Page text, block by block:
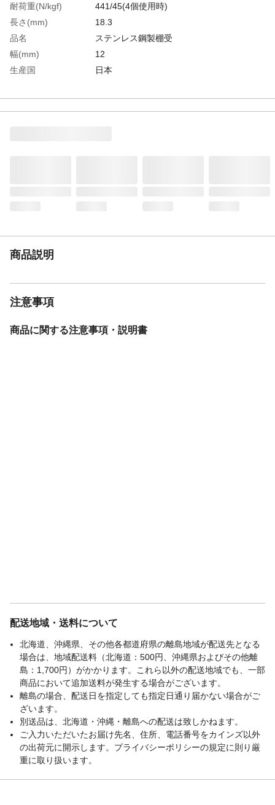
耐荷重(N/kgf)
441/45(4個使用時)
長さ(mm)
18.3
品名
ステンレス鋼製棚受
幅(mm)
12
生産国
日本
商品説明
注意事項
商品に関する注意事項・説明書
配送地域・送料について
北海道、沖縄県、その他各都道府県の離島地域が配送先となる
場合は、地域配送料（北海道：500円、沖縄県およびその他離
島：1,700円）がかかります。これら以外の配送地域でも、一部
商品において追加送料が発生する場合がございます。
離島の場合、配送日を指定しても指定日通り届かない場合がご
ざいます。
別送品は、北海道・沖縄・離島への配送は致しかねます。
ご入力いただいたお届け先名、住所、電話番号をカインズ以外
の出荷元に開示します。プライバシーポリシーの規定に則り厳
重に取り扱います。